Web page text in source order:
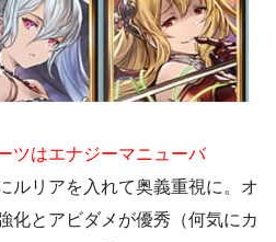
ツはエナジーマニューバ
ルリアを入れて奥義重視に。オ
化とアビダメが優秀（何気にカ